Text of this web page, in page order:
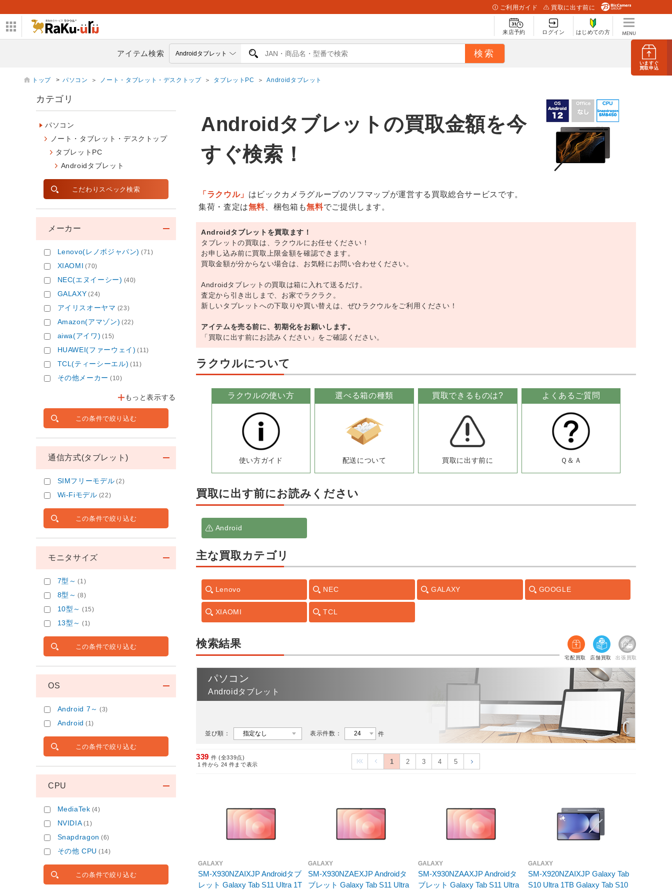
いますぐ
買取申込
ご利用ガイド 買取に出す前に
来店予約 ログイン はじめての方
アイテム検索
トップ > パソコン ＞ ノート・タブレット・デスクトップ ＞ タブレットPC ＞ Androidタブレット
Androidタブレットの買取金額を今
すぐ検索！
「ラクウル」 はビックカメラグループのソフマップが運営する買取総合サービスです。
集荷・査定は無料 、梱包箱も無料でご提供します。
Androidタブレットを買取ます！
タブレットの買取は、ラクウルにお任せください！
お申し込み前に買取上限金額を確認できます。
買取金額が分からない場合は、お気軽にお問い合わせください。
Androidタブレットの買取は箱に入れて送るだけ。
査定から引き出しまで、お家でラクラク。
新しいタブレットへの下取りや買い替えは、ぜひラクウルをご利用ください！
アイテムを売る前に、初期化をお願いします。
「買取に出す前にお読みください」をご確認ください。
ラクウルについて
ラクウルの使い方
使い方ガイド
選べる箱の種類
配送について
買取できるものは?
買取に出す前に
よくあるご質問
Ｑ＆Ａ
買取に出す前にお読みください
Android
主な買取カテゴリ
Lenovo NEC GALAXY GOOGLE
XIAOMI TCL
検索結果
宅配買取 店舗買取 出張買取
パソコン
Androidタブレット
並び順： 表示件数： 件
339 件 (全339点)
1 件から 24 件まで表示 1 2 3 4 5
GALAXY
SM-X930NZAIXJP Androidタブ
レット Galaxy Tab S11 Ultra 1T
GALAXY
SM-X930NZAEXJP Androidタ
ブレット Galaxy Tab S11 Ultra
GALAXY
SM-X930NZAAXJP Androidタ
ブレット Galaxy Tab S11 Ultra
GALAXY
SM-X920NZAIXJP Galaxy Tab
S10 Ultra 1TB Galaxy Tab S10
カテゴリ
パソコン
ノート・タブレット・デスクトップ
タブレットPC
Androidタブレット
こだわりスペック検索
メーカー
Lenovo(レノボジャパン) (71)
XIAOMI (70)
NEC(エヌイーシー) (40)
GALAXY (24)
アイリスオーヤマ (23)
Amazon(アマゾン) (22)
aiwa(アイワ) (15)
HUAWEI(ファーウェイ) (11)
TCL(ティーシーエル) (11)
その他メーカー (10)
もっと表示する
この条件で絞り込む
通信方式(タブレット)
SIMフリーモデル (2)
Wi-Fiモデル (22)
この条件で絞り込む
モニタサイズ
7型～ (1)
8型～ (8)
10型～ (15)
13型～ (1)
この条件で絞り込む
OS
Android 7～ (3)
Android (1)
この条件で絞り込む
CPU
MediaTek (4)
NVIDIA (1)
Snapdragon (6)
その他 CPU (14)
この条件で絞り込む